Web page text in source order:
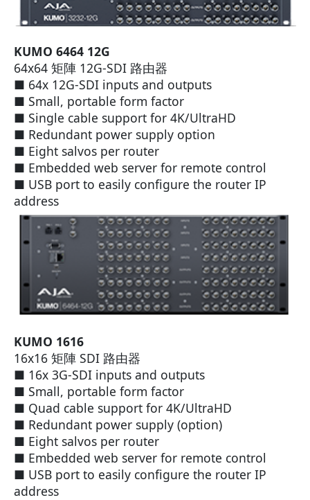
KUMO 6464 12G
64x64 矩陣 12G-SDI 路由器
■ 64x 12G-SDI inputs and outputs
■ Small, portable form factor
■ Single cable support for 4K/UltraHD
■ Redundant power supply option
■ Eight salvos per router
■ Embedded web server for remote control
■ USB port to easily configure the router IP
address
KUMO 1616
16x16 矩陣 SDI 路由器
■ 16x 3G-SDI inputs and outputs
■ Small, portable form factor
■ Quad cable support for 4K/UltraHD
■ Redundant power supply (option)
■ Eight salvos per router
■ Embedded web server for remote control
■ USB port to easily configure the router IP
address